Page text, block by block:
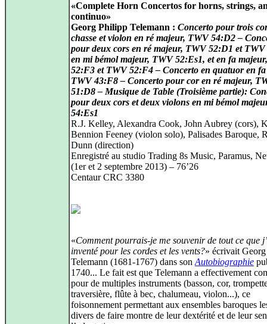
«Complete Horn Concertos for horns, strings,
continuo»
Georg Philipp Telemann : Concerto pour trois
chasse et violon en ré majeur, TWV 54:D2 –
pour deux cors en ré majeur, TWV 52:D1 et
en mi bémol majeur, TWV 52:Es1, et en fa
52:F3 et TWV 52:F4 – Concerto en quatuor en
TWV 43:F8 – Concerto pour cor en ré majeur,
51:D8 – Musique de Table (Troisième partie):
pour deux cors et deux violons en mi bémol
54:Es1
R.J. Kelley, Alexandra Cook, John Aubrey (cors),
Bennion Feeney (violon solo), Palisades Baroque,
Dunn (direction)
Enregistré au studio Trading 8s Music, Paramus,
(1er et 2 septembre 2013) – 76’26
Centaur CRC 3380
«Comment pourrais-je me souvenir de tout ce que
inventé pour les cordes et les vents?» écrivait
Telemann (1681-1767) dans son Autobiographie
1740... Le fait est que Telemann a effectivement
pour de multiples instruments (basson, cor,
traversière, flûte à bec, chalumeau, violon...), ce
foisonnement permettant aux ensembles baroques
divers de faire montre de leur dextérité et de leur